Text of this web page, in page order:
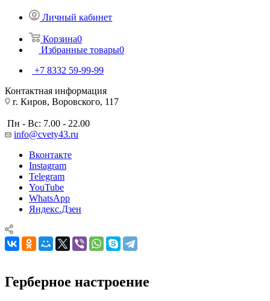
Личный кабинет
Корзина0
Избранные товары0
+7 8332 59-99-99
Контактная информация
г. Киров, Воровского, 117
Пн - Вс: 7.00 - 22.00
info@cvety43.ru
Вконтакте
Instagram
Telegram
YouTube
WhatsApp
Яндекс.Дзен
Герберное настроение